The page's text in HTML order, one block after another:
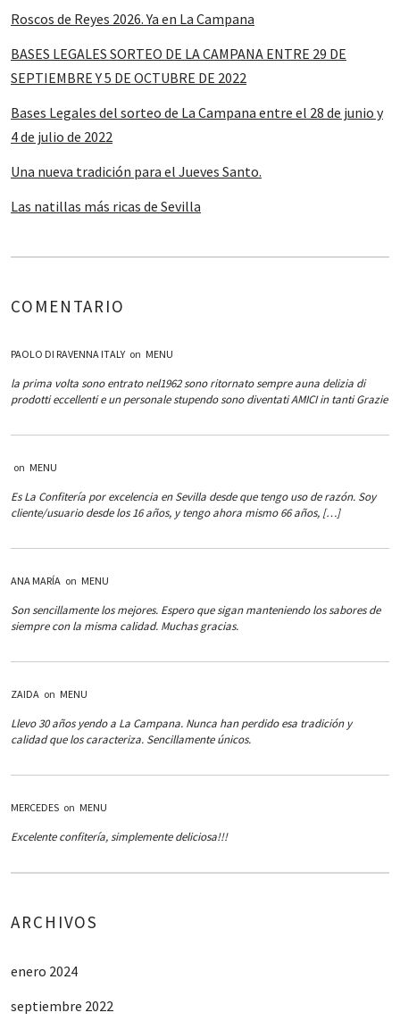
Roscos de Reyes 2026. Ya en La Campana
BASES LEGALES SORTEO DE LA CAMPANA ENTRE 29 DE
SEPTIEMBRE Y 5 DE OCTUBRE DE 2022
Bases Legales del sorteo de La Campana entre el 28 de junio y
4 de julio de 2022
Una nueva tradición para el Jueves Santo.
Las natillas más ricas de Sevilla
COMENTARIO
PAOLO DI RAVENNA ITALY on MENU
la prima volta sono entrato nel1962 sono ritornato sempre auna delizia di
prodotti eccellenti e un personale stupendo sono diventati AMICI in tanti Grazie
on MENU
Es La Confitería por excelencia en Sevilla desde que tengo uso de razón. Soy
cliente/usuario desde los 16 años, y tengo ahora mismo 66 años, […]
ANA MARÍA on MENU
Son sencillamente los mejores. Espero que sigan manteniendo los sabores de
siempre con la misma calidad. Muchas gracias.
ZAIDA on MENU
Llevo 30 años yendo a La Campana. Nunca han perdido esa tradición y
calidad que los caracteriza. Sencillamente únicos.
MERCEDES on MENU
Excelente confitería, simplemente deliciosa!!!
ARCHIVOS
enero 2024
septiembre 2022